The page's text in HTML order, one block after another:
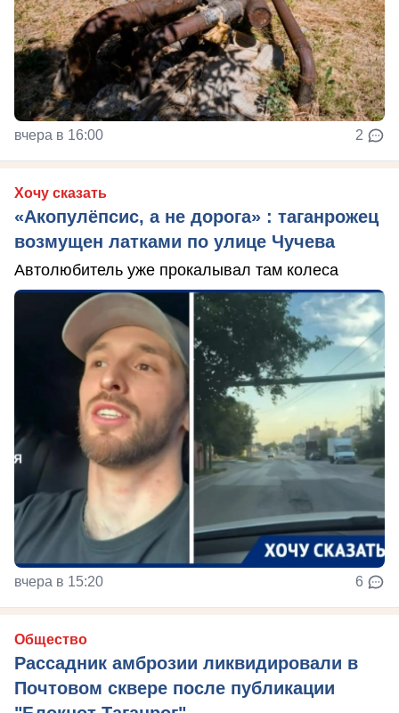
вчера в 16:00 2
Хочу сказать
«Акопулёпсис, а не дорога» : таганрожец
возмущен латками по улице Чучева
Автолюбитель уже прокалывал там колеса
вчера в 15:20 6
Общество
Рассадник амброзии ликвидировали в
Почтовом сквере после публикации